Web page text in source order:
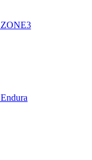
ZONE3
Endura